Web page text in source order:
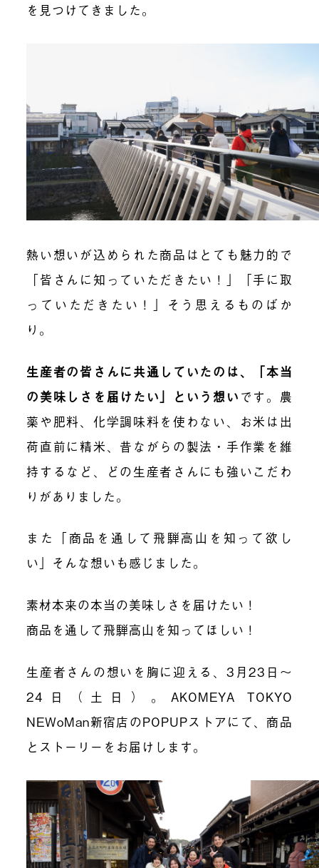
を見つけてきました。
熱い想いが込められた商品はとても魅力的で
「皆さんに知っていただきたい！」「手に取
っていただきたい！」そう思えるものばか
り。
生産者の皆さんに共通していたのは、「本当
の美味しさを届けたい」という想い です。農
薬や肥料、化学調味料を使わない、お米は出
荷直前に精米、昔ながらの製法・手作業を維
持するなど、どの生産者さんにも強いこだわ
りがありました。
また「商品を通して飛騨高山を知って欲し
い」そんな想いも感じました。
素材本来の本当の美味しさを届けたい！
商品を通して飛騨高山を知ってほしい！
生産者さんの想いを胸に迎える、3月23日〜
24日（土日）。AKOMEYA TOKYO
NEWoMan新宿店のPOPUPストアにて、商品
とストーリーをお届けします。